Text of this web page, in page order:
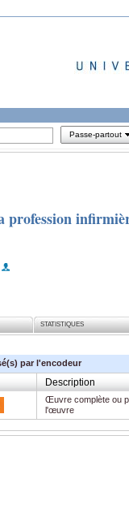
Passe-partout
profession
STATISTIQUES
par l'encodeur
Description
Œuvre complète ou
l'œuvre